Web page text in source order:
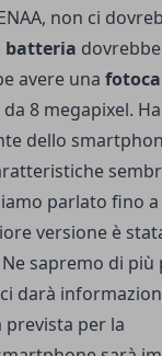
non ci
batteria
avere una
8 megapixel.
dello
parlato fino
versione è
sapremo di più
darà
per la